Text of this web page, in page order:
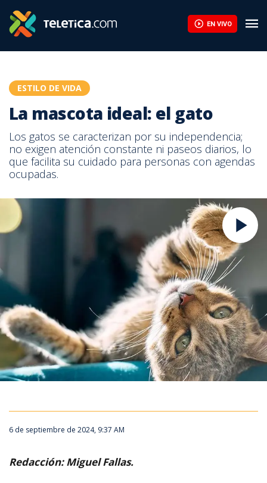
EN VIVO
ESTILO DE VIDA
La mascota ideal: el gato
Los gatos se caracterizan por su independencia;
no exigen atención constante ni paseos diarios, lo
que facilita su cuidado para personas con agendas
ocupadas.
6 de septiembre de 2024, 9:37 AM
Redacción: Miguel Fallas.